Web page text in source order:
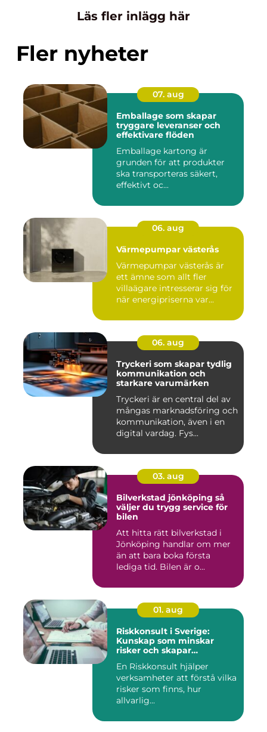
Läs fler inlägg här
Fler nyheter
07. aug
Emballage som skapar
tryggare leveranser och
effektivare flöden
Emballage kartong är
grunden för att produkter
ska transporteras säkert,
effektivt oc...
06. aug
Värmepumpar västerås
Värmepumpar västerås är
ett ämne som allt fler
villaägare intresserar sig för
när energipriserna var...
06. aug
Tryckeri som skapar tydlig
kommunikation och
starkare varumärken
Tryckeri är en central del av
mångas marknadsföring och
kommunikation, även i en
digital vardag. Fys...
03. aug
Bilverkstad jönköping så
väljer du trygg service för
bilen
Att hitta rätt bilverkstad i
Jönköping handlar om mer
än att bara boka första
lediga tid. Bilen är o...
01. aug
Riskkonsult i Sverige:
Kunskap som minskar
risker och skapar
En Riskkonsult hjälper
verksamheter att förstå vilka
risker som finns, hur
allvarlig...